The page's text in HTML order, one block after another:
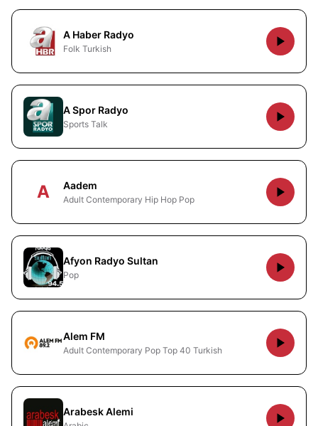
A Haber Radyo
Folk Turkish
A Spor Radyo
Sports Talk
A Aadem
Adult Contemporary Hip Hop Pop
Afyon Radyo Sultan
Pop
Alem FM
Adult Contemporary Pop Top 40 Turkish
Arabesk Alemi